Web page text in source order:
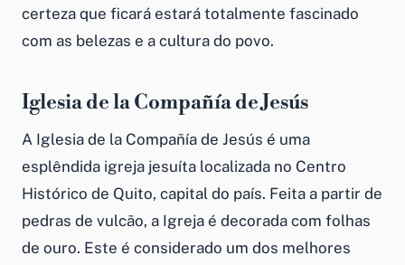
certeza que ficará estará totalmente fascinado
com as belezas e a cultura do povo.
Iglesia de la Compañía de Jesús
A Iglesia de la Compañía de Jesús é uma
esplêndida igreja jesuíta localizada no Centro
Histórico de Quito, capital do país. Feita a partir de
pedras de vulcão, a Igreja é decorada com folhas
de ouro. Este é considerado um dos melhores